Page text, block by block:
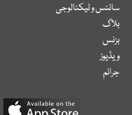
سائنس و ٹیکنالوجی
بلاگ
بزنس
ویڈیوز
جرائم